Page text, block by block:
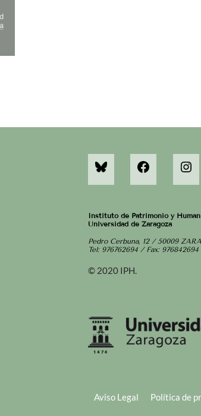
Instituto de Patrimonio y
Universidad de Zaragoza
Pedro Cerbuna, 12 / 50009
Tel: 976762694 / Fax: 976842694
© 2020 IPH.
Aviso Legal Política de